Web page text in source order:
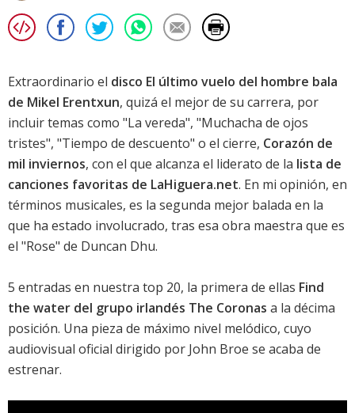
Extraordinario el disco El último vuelo del hombre bala
de Mikel Erentxun, quizá el mejor de su carrera, por
incluir temas como "La vereda", "Muchacha de ojos
tristes", "Tiempo de descuento" o el cierre, Corazón de
mil inviernos, con el que alcanza el liderato de la lista de
canciones favoritas de LaHiguera.net. En mi opinión, en
términos musicales, es la segunda mejor balada en la
que ha estado involucrado, tras esa obra maestra que es
el "Rose" de Duncan Dhu.
5 entradas en nuestra top 20, la primera de ellas Find
the water del grupo irlandés The Coronas a la décima
posición. Una pieza de máximo nivel melódico, cuyo
audiovisual oficial dirigido por John Broe se acaba de
estrenar.